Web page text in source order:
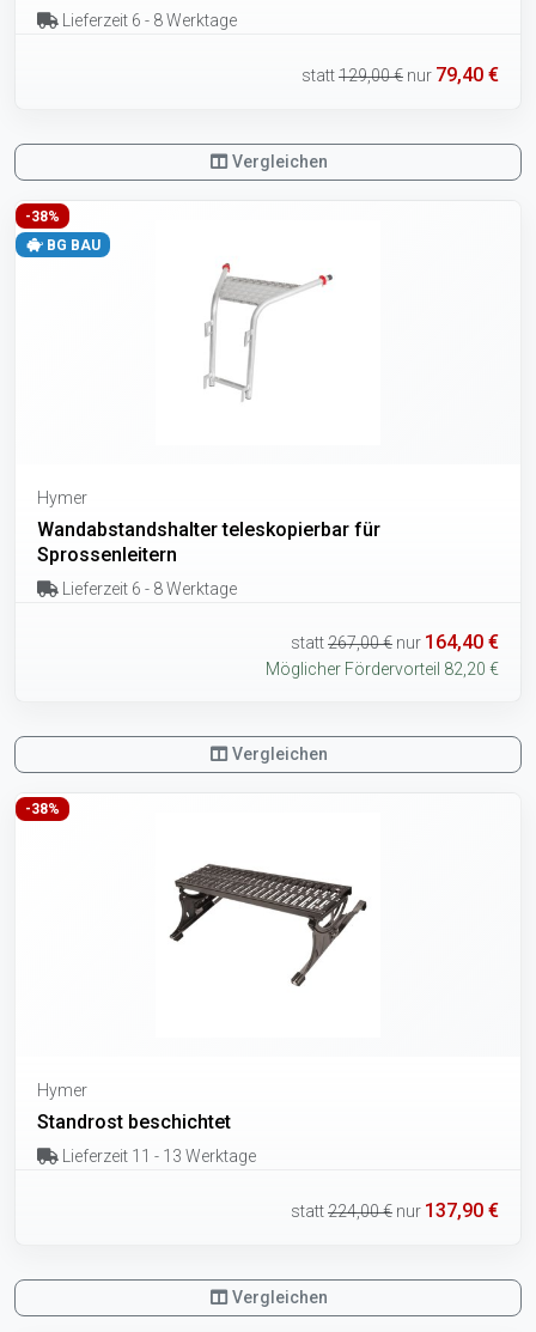
Lieferzeit 6 - 8 Werktage
statt129,00 € nur 79,40 €
Vergleichen
-38%
BG BAU
Hymer
Wandabstandshalter teleskopierbar für
Sprossenleitern
Lieferzeit 6 - 8 Werktage
statt267,00 € nur 164,40 €
Möglicher Fördervorteil 82,20 €
Vergleichen
-38%
Hymer
Standrost beschichtet
Lieferzeit 11 - 13 Werktage
statt224,00 € nur 137,90 €
Vergleichen